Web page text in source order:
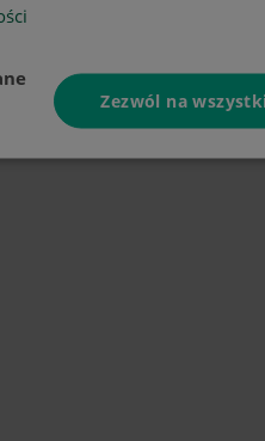
Zezwól na